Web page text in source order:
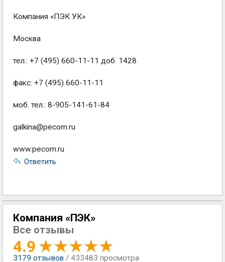
Компания «ПЭК УК»
Москва
тел.: +7 (495) 660-11-11 доб. 1428
факс: +7 (495) 660-11-11
моб. тел.: 8-905-141-61-84
galkina@pecom.ru
www.pecom.ru
Ответить
Компания «ПЭК»
Все отзывы
4.9
3179 отзывов / 433483 просмотра